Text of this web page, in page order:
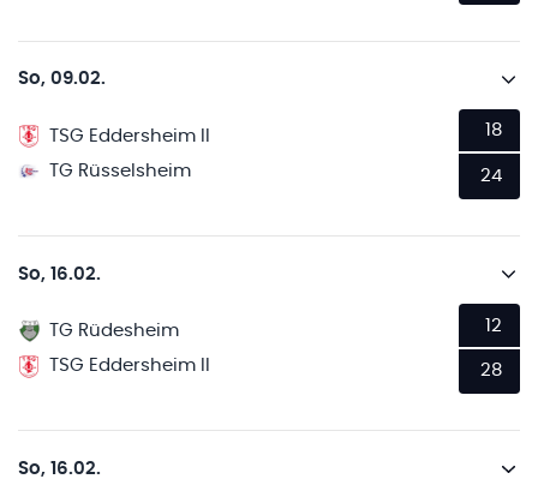
So, 09.02.
TSG Eddersheim II
TG Rüsselsheim
18
24
So, 16.02.
TG Rüdesheim
TSG Eddersheim II
12
28
So, 16.02.